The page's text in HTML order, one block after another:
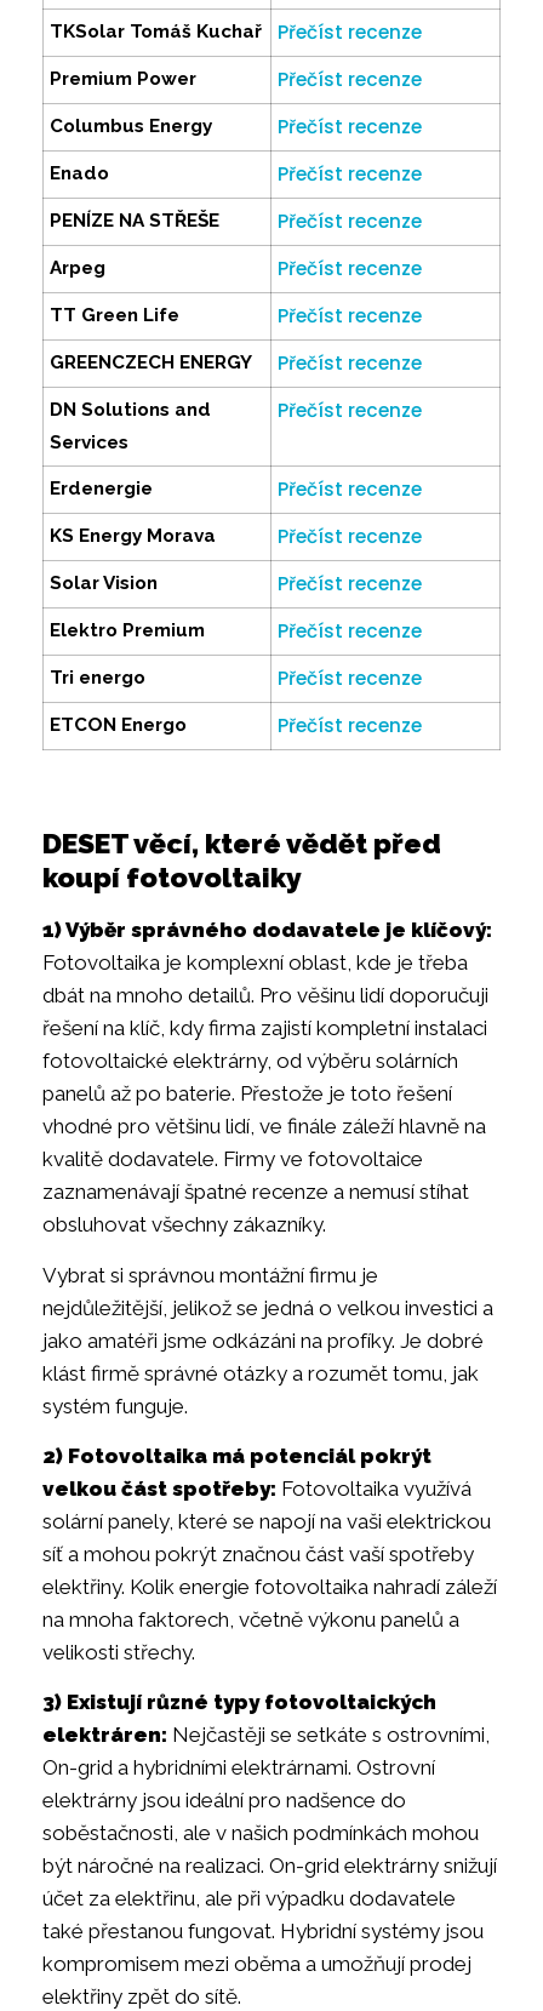
TKSolar Tomáš Kuchař Přečíst recenze
Premium Power Přečíst recenze
Columbus Energy Přečíst recenze
Enado Přečíst recenze
PENÍZE NA STŘEŠE Přečíst recenze
Arpeg Přečíst recenze
TT Green Life Přečíst recenze
GREENCZECH ENERGY Přečíst recenze
DN Solutions and
Services
Přečíst recenze
Erdenergie Přečíst recenze
KS Energy Morava Přečíst recenze
Solar Vision Přečíst recenze
Elektro Premium Přečíst recenze
Tri energo Přečíst recenze
ETCON Energo Přečíst recenze
DESET věcí, které vědět před
koupí fotovoltaiky
1) Výběr správného dodavatele je klíčový:
Fotovoltaika je komplexní oblast, kde je třeba
dbát na mnoho detailů. Pro věšinu lidí doporučuji
řešení na klíč, kdy firma zajistí kompletní instalaci
fotovoltaické elektrárny, od výběru solárních
panelů až po baterie. Přestože je toto řešení
vhodné pro většinu lidí, ve finále záleží hlavně na
kvalitě dodavatele. Firmy ve fotovoltaice
zaznamenávají špatné recenze a nemusí stíhat
obsluhovat všechny zákazníky.
Vybrat si správnou montážní firmu je
nejdůležitější, jelikož se jedná o velkou investici a
jako amatéři jsme odkázáni na profíky. Je dobré
klást firmě správné otázky a rozumět tomu, jak
systém funguje.
2) Fotovoltaika má potenciál pokrýt
velkou část spotřeby: Fotovoltaika využívá
solární panely, které se napojí na vaši elektrickou
síť a mohou pokrýt značnou část vaší spotřeby
elektřiny. Kolik energie fotovoltaika nahradí záleží
na mnoha faktorech, včetně výkonu panelů a
velikosti střechy.
3) Existují různé typy fotovoltaických
elektráren: Nejčastěji se setkáte s ostrovními,
On-grid a hybridními elektrárnami. Ostrovní
elektrárny jsou ideální pro nadšence do
soběstačnosti, ale v našich podmínkách mohou
být náročné na realizaci. On-grid elektrárny snižují
účet za elektřinu, ale při výpadku dodavatele
také přestanou fungovat. Hybridní systémy jsou
kompromisem mezi oběma a umožňují prodej
elektřiny zpět do sítě.